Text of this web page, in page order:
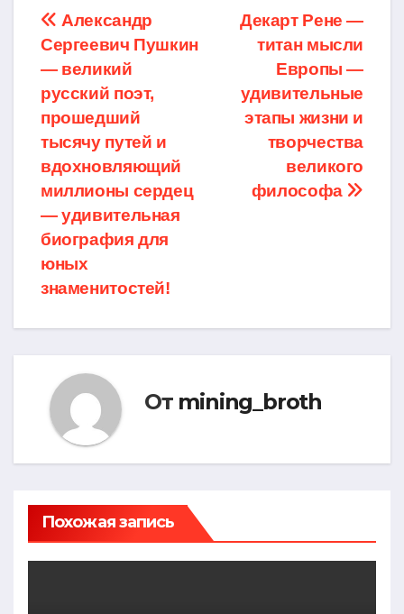
Навигация
по
записям
Декарт Рене —
титан мысли
Европы —
удивительные
этапы жизни и
творчества
великого
философа
Александр
Сергеевич Пушкин
— великий
русский поэт,
прошедший
тысячу путей и
вдохновляющий
миллионы сердец
— удивительная
биография для
юных
знаменитостей!
От mining_broth
Похожая запись